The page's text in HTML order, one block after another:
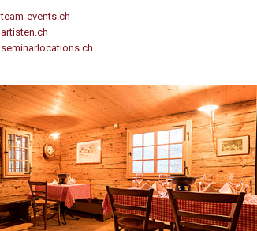
team-events.ch
artisten.ch
seminarlocations.ch